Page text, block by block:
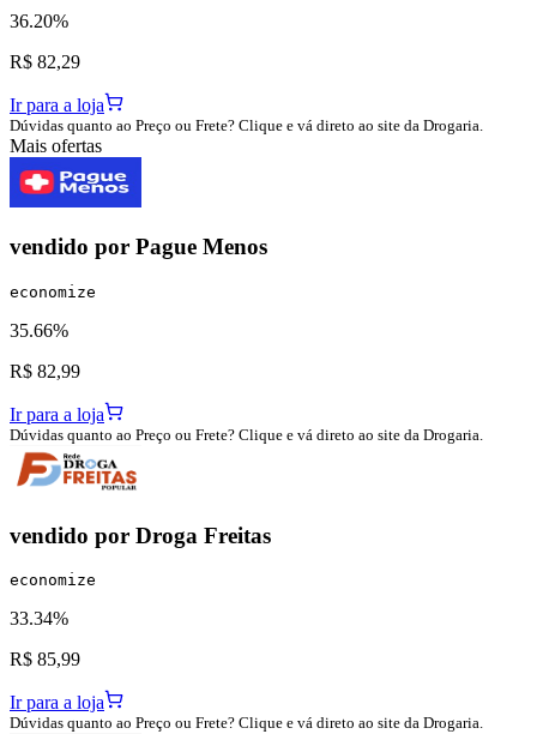
36.20%
R$ 82,29
Ir para a loja
Dúvidas quanto ao Preço ou Frete? Clique e vá direto ao site da Drogaria.
Mais ofertas
vendido por Pague Menos
economize
35.66%
R$ 82,99
Ir para a loja
Dúvidas quanto ao Preço ou Frete? Clique e vá direto ao site da Drogaria.
vendido por Droga Freitas
economize
33.34%
R$ 85,99
Ir para a loja
Dúvidas quanto ao Preço ou Frete? Clique e vá direto ao site da Drogaria.